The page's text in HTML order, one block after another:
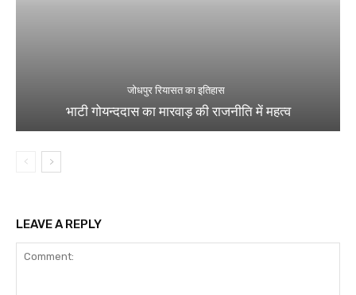
जोधपुर रियासत का इतिहास
भाटी गोयन्ददास का मारवाड़ की राजनीति में महत्व
LEAVE A REPLY